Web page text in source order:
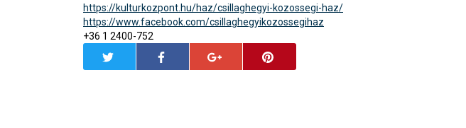
https://kulturkozpont.hu/haz/csillaghegyi-kozossegi-haz/
https://www.facebook.com/csillaghegyikozossegihaz
+36 1 2400-752